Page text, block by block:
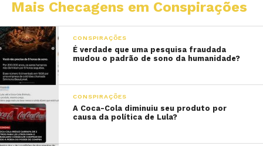
Mais Checagens em Conspirações
CONSPIRAÇÕES
É verdade que uma pesquisa fraudada
mudou o padrão de sono da humanidade?
CONSPIRAÇÕES
A Coca-Cola diminuiu seu produto por
causa da política de Lula?